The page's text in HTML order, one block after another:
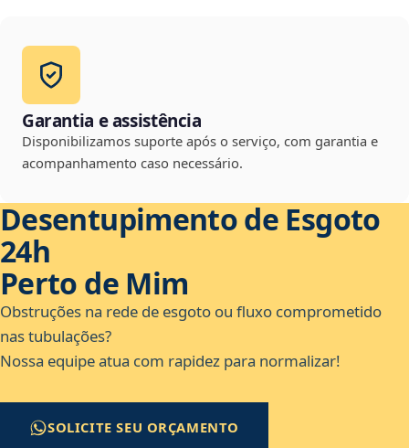
Garantia e assistência
Disponibilizamos suporte após o serviço, com garantia e
acompanhamento caso necessário.
Desentupimento de Esgoto
24h
Perto de Mim
Obstruções na rede de esgoto ou fluxo comprometido
nas tubulações?
Nossa equipe atua com rapidez para normalizar!
SOLICITE SEU ORÇAMENTO